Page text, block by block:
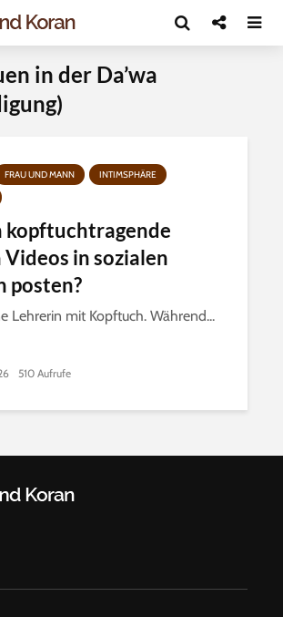
in der Da’wa
FRAU UND MANN
INTIMSPHÄRE
kopftuchtragende
Videos in sozialen
posten?
Lehrerin mit Kopftuch. Während...
510 Aufrufe